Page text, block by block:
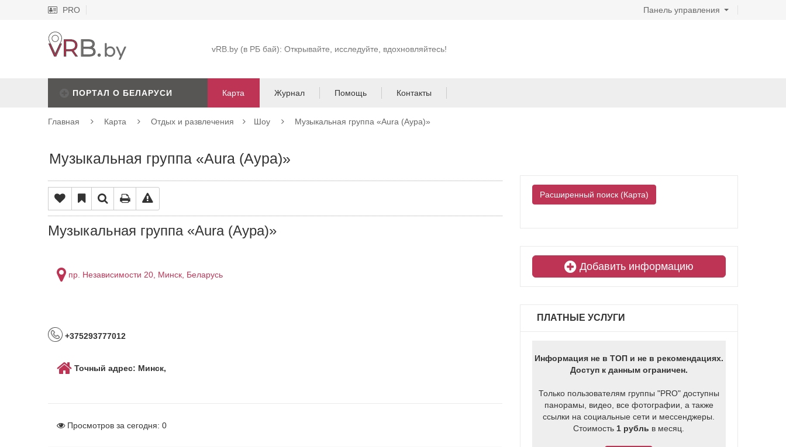
PRO Панель управления
vRB.by (в РБ бай): Открывайте, исследуйте, вдохновляйтесь!
ПОРТАЛ О БЕЛАРУСИ Карта Журнал Помощь Контакты
Главная Карта Отдых и развлечения Шоу Музыкальная группа «Aura (Аура)»
Музыкальная группа «Aura (Аура)»
Музыкальная группа «Aura (Аура)»
пр. Независимости 20, Минск, Беларусь
+375293777012
Точный адрес: Минск,
Просмотров за сегодня:0
Расширенный поиск (Карта)
Добавить информацию
ПЛАТНЫЕ УСЛУГИ
Информация не в ТОП и не в рекомендациях.
Доступ к данным ограничен.
Только пользователям группы "PRO" доступны
панорамы, видео, все фотографии, а также
ссылки на социальные сети и мессенджеры.
Стоимость 1 рубль в месяц.